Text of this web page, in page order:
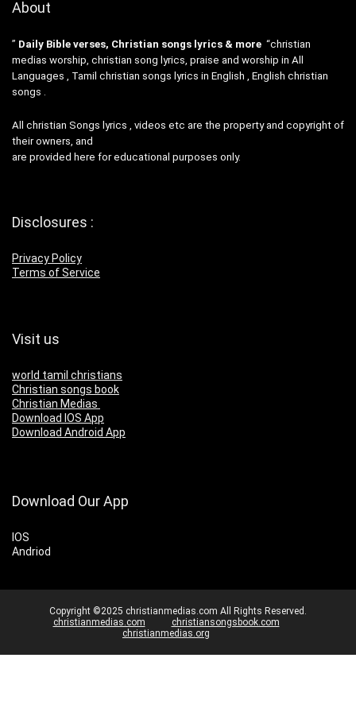
About
” Daily Bible verses, Christian songs lyrics & more “christian
medias worship, christian song lyrics, praise and worship in All
Languages , Tamil christian songs lyrics in English , English christian
songs .
All christian Songs lyrics , videos etc are the property and copyright of
their owners, and
are provided here for educational purposes only.
Disclosures :
Privacy Policy
Terms of Service
Visit us
world tamil christians
Christian songs book
Christian Medias
Download IOS App
Download Android App
Download Our App
IOS
Andriod
Copyright ©2025 christianmedias.com All Rights Reserved.
christianmedias.com
christiansongsbook.com
christianmedias.org